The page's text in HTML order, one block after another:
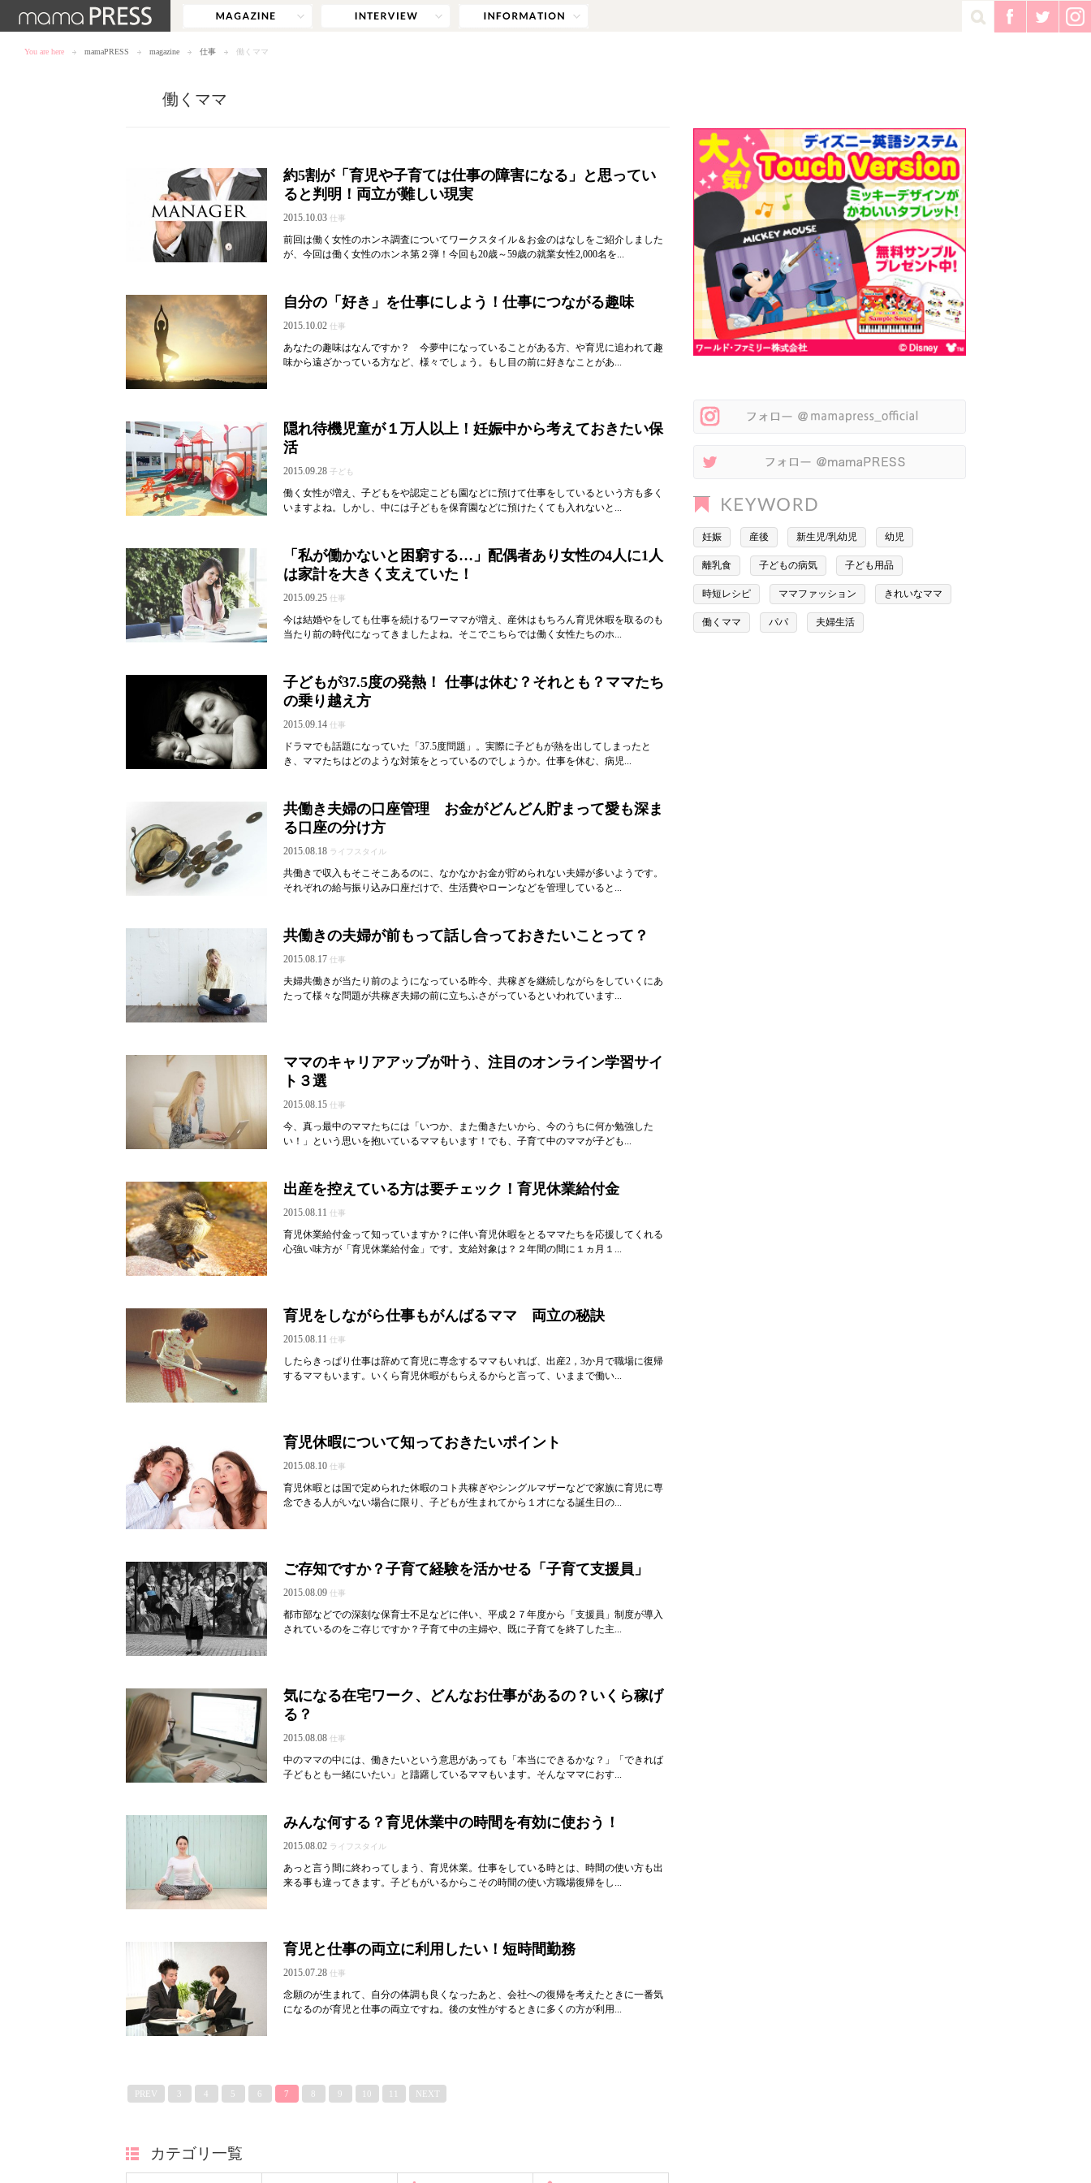
You are here mamaPRESS magazine 仕事 働くママ
働くママ
約5割が「育児や子育ては仕事の障害になる」と思ってい
ると判明！両立が難しい現実
2015.10.03 仕事
前回は働く女性のホンネ調査についてワークスタイル＆お金のはなしをご紹介しました
が、今回は働く女性のホンネ第２弾！今回も20歳～59歳の就業女性2,000名を...
自分の「好き」を仕事にしよう！仕事につながる趣味
2015.10.02 仕事
あなたの趣味はなんですか？ 今夢中になっていることがある方、や育児に追われて趣
味から遠ざかっている方など、様々でしょう。もし目の前に好きなことがあ...
隠れ待機児童が１万人以上！妊娠中から考えておきたい保
活
2015.09.28 子ども
働く女性が増え、子どもをや認定こども園などに預けて仕事をしているという方も多く
いますよね。しかし、中には子どもを保育園などに預けたくても入れないと...
「私が働かないと困窮する…」配偶者あり女性の4人に1人
は家計を大きく支えていた！
2015.09.25 仕事
今は結婚やをしても仕事を続けるワーママが増え、産休はもちろん育児休暇を取るのも
当たり前の時代になってきましたよね。そこでこちらでは働く女性たちのホ...
子どもが37.5度の発熱！ 仕事は休む？それとも？ママたち
の乗り越え方
2015.09.14 仕事
ドラマでも話題になっていた「37.5度問題」。実際に子どもが熱を出してしまったと
き、ママたちはどのような対策をとっているのでしょうか。仕事を休む、病児...
共働き夫婦の口座管理 お金がどんどん貯まって愛も深ま
る口座の分け方
2015.08.18 ライフスタイル
共働きで収入もそこそこあるのに、なかなかお金が貯められない夫婦が多いようです。
それぞれの給与振り込み口座だけで、生活費やローンなどを管理していると...
共働きの夫婦が前もって話し合っておきたいことって？
2015.08.17 仕事
夫婦共働きが当たり前のようになっている昨今、共稼ぎを継続しながらをしていくにあ
たって様々な問題が共稼ぎ夫婦の前に立ちふさがっているといわれています...
ママのキャリアアップが叶う、注目のオンライン学習サイ
ト３選
2015.08.15 仕事
今、真っ最中のママたちには「いつか、また働きたいから、今のうちに何か勉強した
い！」という思いを抱いているママもいます！でも、子育て中のママが子ども...
出産を控えている方は要チェック！育児休業給付金
2015.08.11 仕事
育児休業給付金って知っていますか？に伴い育児休暇をとるママたちを応援してくれる
心強い味方が「育児休業給付金」です。支給対象は？２年間の間に１ヵ月１...
育児をしながら仕事もがんばるママ 両立の秘訣
2015.08.11 仕事
したらきっぱり仕事は辞めて育児に専念するママもいれば、出産2，3か月で職場に復帰
するママもいます。いくら育児休暇がもらえるからと言って、いままで働い...
育児休暇について知っておきたいポイント
2015.08.10 仕事
育児休暇とは国で定められた休暇のコト共稼ぎやシングルマザーなどで家族に育児に専
念できる人がいない場合に限り、子どもが生まれてから１才になる誕生日の...
ご存知ですか？子育て経験を活かせる「子育て支援員」
2015.08.09 仕事
都市部などでの深刻な保育士不足などに伴い、平成２７年度から「支援員」制度が導入
されているのをご存じですか？子育て中の主婦や、既に子育てを終了した主...
気になる在宅ワーク、どんなお仕事があるの？いくら稼げ
る？
2015.08.08 仕事
中のママの中には、働きたいという意思があっても「本当にできるかな？」「できれば
子どもとも一緒にいたい」と躊躇しているママもいます。そんなママにおす...
みんな何する？育児休業中の時間を有効に使おう！
2015.08.02 ライフスタイル
あっと言う間に終わってしまう、育児休業。仕事をしている時とは、時間の使い方も出
来る事も違ってきます。子どもがいるからこその時間の使い方職場復帰をし...
育児と仕事の両立に利用したい！短時間勤務
2015.07.28 仕事
念願のが生まれて、自分の体調も良くなったあと、会社への復帰を考えたときに一番気
になるのが育児と仕事の両立ですね。後の女性がするときに多くの方が利用...
PREV 3 4 5 6 7 8 9 10 11 NEXT
カテゴリ一覧
妊娠 産後 新生児/乳幼児 幼児
離乳食 子どもの病気 子ども用品
時短レシピ ママファッション きれいなママ
働くママ パパ 夫婦生活